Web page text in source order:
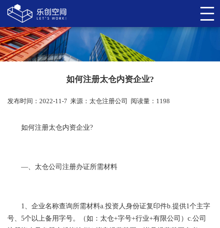
如何注册太仓内资企业?
发布时间：2022-11-7 来源： 太仓注册公司 阅读量：1198
如何注册太仓内资企业?
—、太仓公司注册办证所需材料
1、企业名称查询所需材料a.投资人身份证复印件b.提供1个主字
号、5个以上备用字号。（如：太仓+字号+行业+有限公司）c.公司